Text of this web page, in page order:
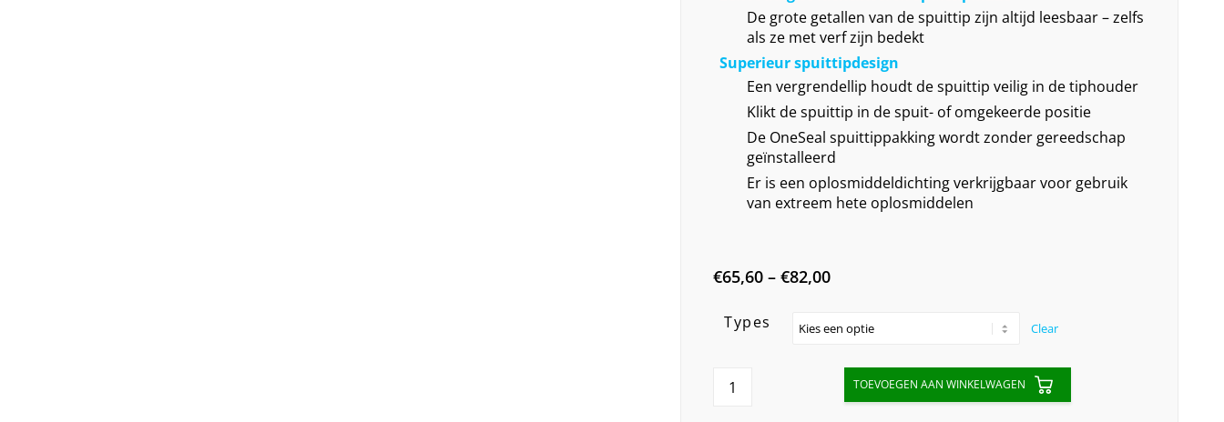
De grote getallen van de spuittip zijn altijd leesbaar – zelfs
als ze met verf zijn bedekt
Superieur spuittipdesign
Een vergrendellip houdt de spuittip veilig in de tiphouder
Klikt de spuittip in de spuit- of omgekeerde positie
De OneSeal spuittippakking wordt zonder gereedschap
geïnstalleerd
Er is een oplosmiddeldichting verkrijgbaar voor gebruik
van extreem hete oplosmiddelen
€65,60 – €82,00Price
€65,60
€82,00
Types Clear
TOEVOEGEN AAN WINKELWAGEN